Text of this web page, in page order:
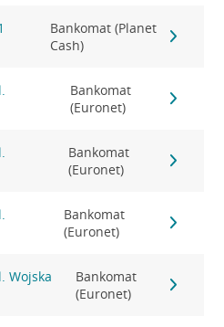
Bankomat (Planet
Cash)
Bankomat
(Euronet)
Bankomat
(Euronet)
Bankomat
(Euronet)
Wojska
Bankomat
(Euronet)